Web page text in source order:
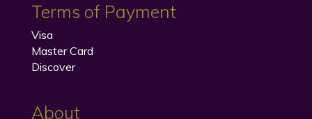
Terms of Payment
Visa
Master Card
Discover
About